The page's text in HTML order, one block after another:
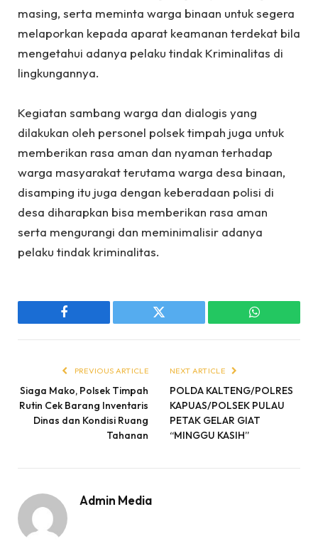
masing, serta meminta warga binaan untuk segera
melaporkan kepada aparat keamanan terdekat bila
mengetahui adanya pelaku tindak Kriminalitas di
lingkungannya.
‎Kegiatan sambang warga dan dialogis yang
dilakukan oleh personel polsek timpah juga untuk
memberikan rasa aman dan nyaman terhadap
warga masyarakat terutama warga desa binaan,
disamping itu juga dengan keberadaan polisi di
desa diharapkan bisa memberikan rasa aman
serta mengurangi dan meminimalisir adanya
pelaku tindak kriminalitas.
Facebook Twitter WhatsApp
PREVIOUS ARTICLE
Siaga Mako, Polsek Timpah
Rutin Cek Barang Inventaris
Dinas dan Kondisi Ruang
Tahanan
NEXT ARTICLE
POLDA KALTENG/POLRES
KAPUAS/POLSEK PULAU
PETAK GELAR GIAT
“MINGGU KASIH”
Admin Media